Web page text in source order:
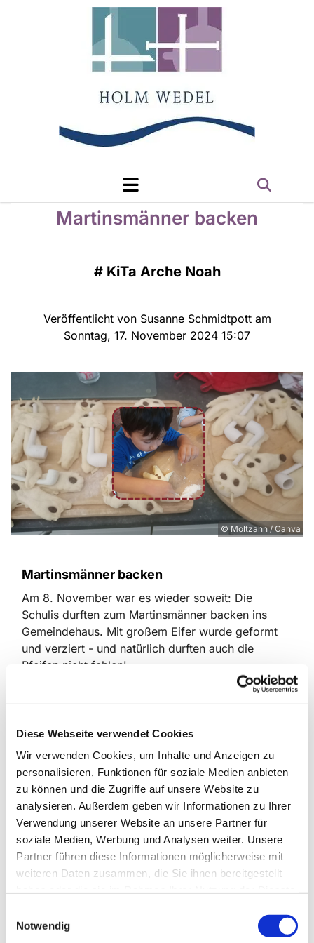
Diese Webseite verwendet Cookies
Wir verwenden Cookies, um Inhalte und Anzeigen zu
personalisieren, Funktionen für soziale Medien anbieten
zu können und die Zugriffe auf unsere Website zu
analysieren. Außerdem geben wir Informationen zu Ihrer
Verwendung unserer Website an unsere Partner für
soziale Medien, Werbung und Analysen weiter. Unsere
Partner führen diese Informationen möglicherweise mit
weiteren Daten zusammen, die Sie ihnen bereitgestellt
Notwendig
Martinsmänner backen
# KiTa Arche Noah
Veröffentlicht von Susanne Schmidtpott am
Sonntag, 17. November 2024 15:07
© Moltzahn / Canva
Martinsmänner backen
Am 8. November war es wieder soweit: Die
Schulis durften zum Martinsmänner backen ins
Gemeindehaus. Mit großem Eifer wurde geformt
und verziert - und natürlich durften auch die
Pfeifen nicht fehlen!
Und weil das gemein ist, wenn es so gut riecht und
PS: Das Rezept gibt es im Gemeindekochbuch (€
8, im Gemeindehaus erhältlich)
Dies könnte Sie auch
interessieren